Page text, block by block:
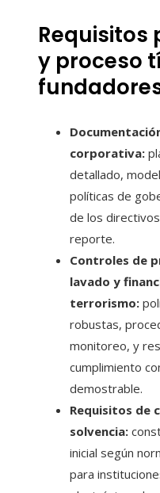
Requisitos
y proceso
corporativa:
detallado,
políticas de
de los
reporte.
Controles de
lavado y
terrorismo:
robustas,
monitoreo, y
cumplimiento
demostrable.
Requisitos de
solvencia:
inicial según
para